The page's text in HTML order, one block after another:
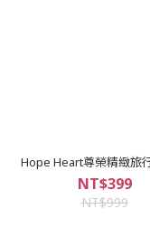
Hope Heart尊榮精緻旅
NT$399
NT$999